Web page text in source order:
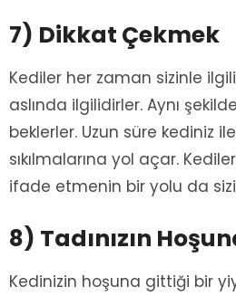
7) Dikkat Çekmek
Kediler her zaman sizinle
aslında ilgilidirler. Aynı
beklerler. Uzun süre kediniz
sıkılmalarına yol açar.
ifade etmenin bir yolu da sizi
8) Tadınızın
Kedinizin hoşuna gittiği bir